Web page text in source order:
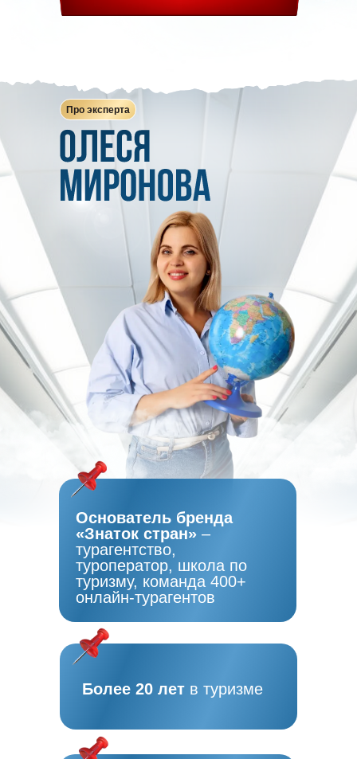
Про эксперта
Основатель бренда
«Знаток стран» –
турагентство,
туроператор, школа по
туризму, команда 400+
онлайн-турагентов
Более 20 лет в туризме